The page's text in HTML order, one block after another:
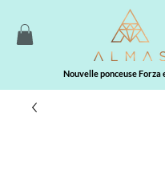
Nouvelle ponceuse Forza